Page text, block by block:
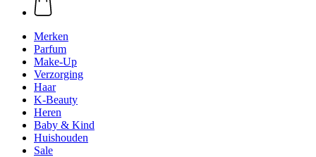
Merken
Parfum
Make-Up
Verzorging
Haar
K-Beauty
Heren
Baby & Kind
Huishouden
Sale